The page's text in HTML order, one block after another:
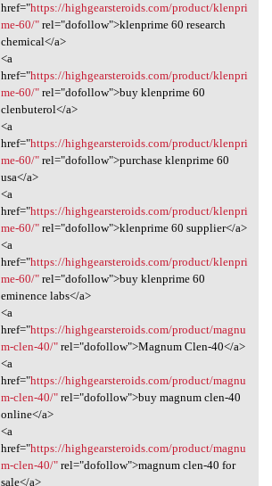
href="https://highgearsteroids.com/product/klenpri
me-60/"rel="dofollow">klenprime 60 research
chemical</a>
<a
href="https://highgearsteroids.com/product/klenpri
me-60/"rel="dofollow">buy klenprime 60
clenbuterol</a>
<a
href="https://highgearsteroids.com/product/klenpri
me-60/"rel="dofollow">purchase klenprime 60
usa</a>
<a
href="https://highgearsteroids.com/product/klenpri
me-60/"rel="dofollow">klenprime 60 supplier</a>
<a
href="https://highgearsteroids.com/product/klenpri
me-60/"rel="dofollow">buy klenprime 60
eminence labs</a>
<a
href="https://highgearsteroids.com/product/magnu
m-clen-40/"rel="dofollow">Magnum Clen-40</a>
<a
href="https://highgearsteroids.com/product/magnu
m-clen-40/"rel="dofollow">buy magnum clen-40
online</a>
<a
href="https://highgearsteroids.com/product/magnu
m-clen-40/"rel="dofollow">magnum clen-40 for
sale</a>